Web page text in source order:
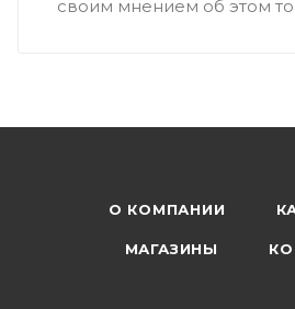
своим мнением об этом
О КОМПАНИИ
МАГАЗИНЫ